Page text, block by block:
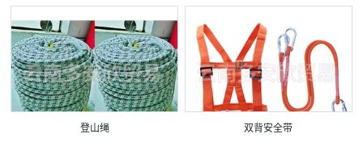
登山绳 双背安全带